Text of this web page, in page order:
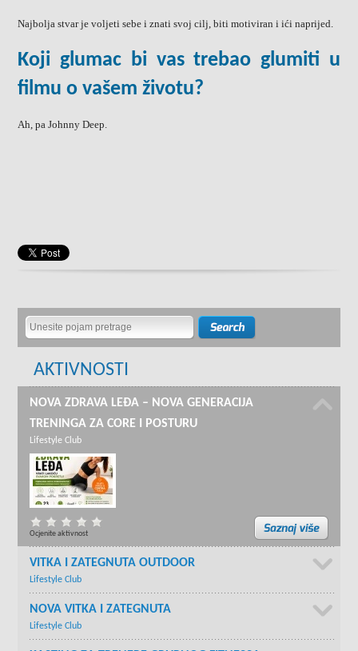
Najbolja stvar je voljeti sebe i znati svoj cilj, biti motiviran i ići naprijed.
Koji glumac bi vas trebao glumiti u
filmu o vašem životu?
Ah, pa Johnny Deep.
AKTIVNOSTI
NOVA ZDRAVA LEĐA – NOVA GENERACIJA
TRENINGA ZA CORE I POSTURU
Lifestyle Club
Ocjenite aktivnost
VITKA I ZATEGNUTA OUTDOOR
Lifestyle Club
NOVA VITKA I ZATEGNUTA
Lifestyle Club